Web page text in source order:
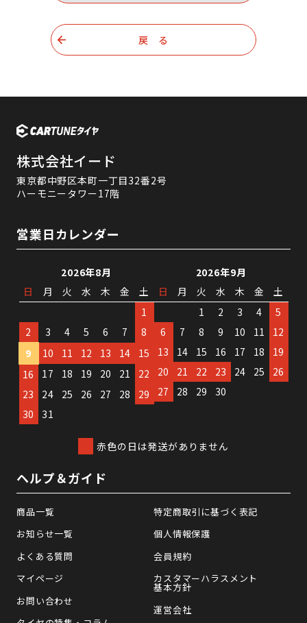
戻 る
株式会社イード
東京都中野区本町一丁目32番2号
ハーモニータワー17階
営業日カレンダー
2026年8月
日
月 火 水 木 金
土
1
2
3 4 5 6 7
8
9
10 11 12 13 14
15
16
17 18 19 20 21
22
23
24 25 26 27 28
29
30
31
2026年9月
日
月 火 水 木 金
土
1
2 3 4
5
6
7 8 9 10 11
12
13
14 15 16 17 18
19
20
21 22 23 24 25
26
27
28 29 30
赤色の日は発送がありません
ヘルプ＆ガイド
商品一覧
お知らせ一覧
よくある質問
マイページ
お問い合わせ
特定商取引に基づく表記
個人情報保護
会員規約
カスタマーハラスメント
基本方針
運営会社